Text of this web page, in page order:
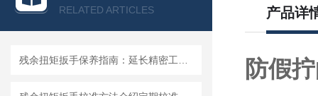
RELATED ARTICLES 产品详
防假